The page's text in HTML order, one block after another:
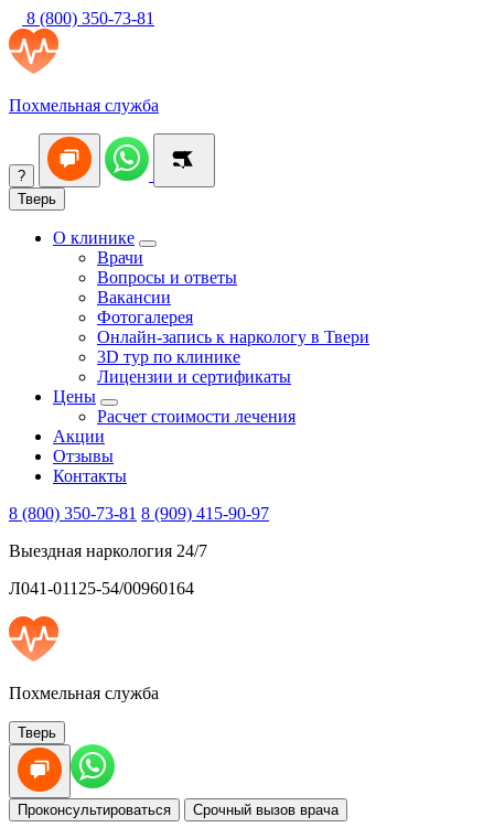
8 (800) 350-73-81
Похмельная служба
?
Тверь
О клинике
Врачи
Вопросы и ответы
Вакансии
Фотогалерея
Онлайн-запись к наркологу в Твери
3D тур по клинике
Лицензии и сертификаты
Цены
Расчет стоимости лечения
Акции
Отзывы
Контакты
8 (800) 350-73-81 8 (909) 415-90-97
Выездная наркология 24/7
Л041-01125-54/00960164
Похмельная служба
Тверь
Проконсультироваться Срочный вызов врача